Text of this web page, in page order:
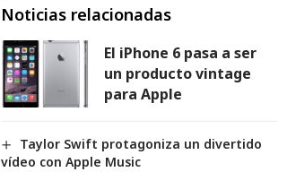
Noticias relacionadas
El iPhone 6 pasa a ser
un producto vintage
para Apple
Taylor Swift protagoniza un divertido
vídeo con Apple Music